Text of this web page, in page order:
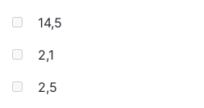
14,5
2,1
2,5